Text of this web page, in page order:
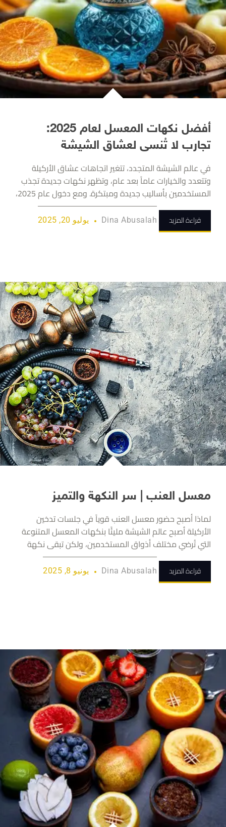
أفضل نكهات المعسل لعام 2025:
تجارب لا تُنسى لعشاق الشيشة
في عالم الشيشة المتجدد، تتغير اتجاهات عشاق الأركيلة
وتتعدد والخيارات عاماً بعد عام، وتظهر نكهات جديدة تجذب
المستخدمين بأساليب جديدة ومبتكرة. ومع دخول عام 2025،
قراءة المزيد Dina Abusalah يوليو 20, 2025
معسل العنب | سر النكهة والتميز
لماذا أصبح حضور معسل العنب قوياً في جلسات تدخين
الأركيلة أصبح عالم الشيشة مليئًا بنكهات المعسل المتنوعة
التي تُرضي مختلف أذواق المستخدمين، ولكن تبقى نكهة
قراءة المزيد Dina Abusalah يونيو 8, 2025